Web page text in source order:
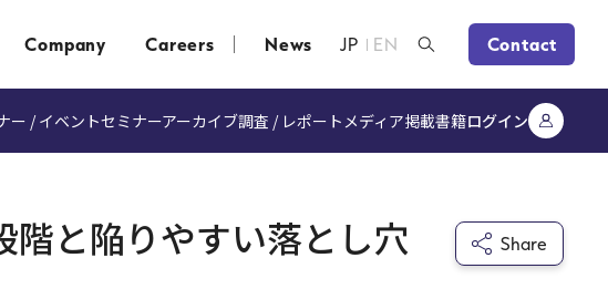
Company Careers News EN
JP Contact
ー / イベントセミナーアーカイブ調査 / レポート メディア掲載書籍ログイン
と陥りやすい落とし穴
Share